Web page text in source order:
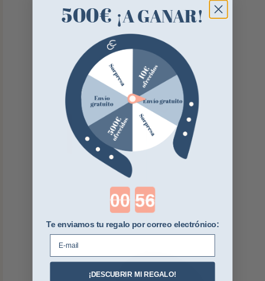
500€ ¡A GANAR!
Countdown ends in:
Te enviamos tu regalo por correo electrónico:
E-mail
¡DESCUBRIR MI REGALO!